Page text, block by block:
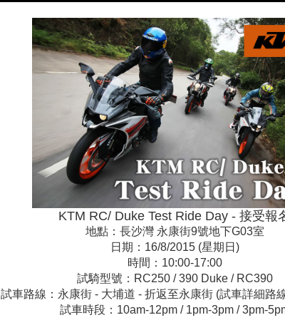
KTM RC/ Duke Test Ride Day - 接受報
地點：長沙灣 永康街9號地下G03室
日期：16/8/2015 (星期日)
時間：10:00-17:00
試騎型號：RC250 / 390 Duke / RC390
試車路線：永康街 - 大埔道 - 折返至永康街 (試車詳細路
試車時段：10am-12pm / 1pm-3pm / 3pm-